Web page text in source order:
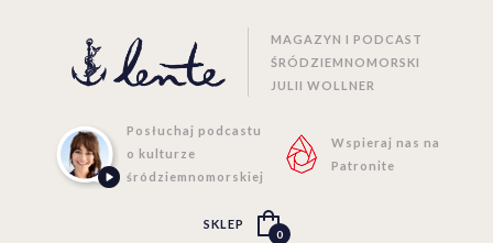
MAGAZYN I PODCAST
ŚRÓDZIEMNOMORSKI
JULII WOLLNER
Posłuchaj podcastu
o kulturze
śródziemnomorskiej
Wspieraj nas na
Patronite
SKLEP
0